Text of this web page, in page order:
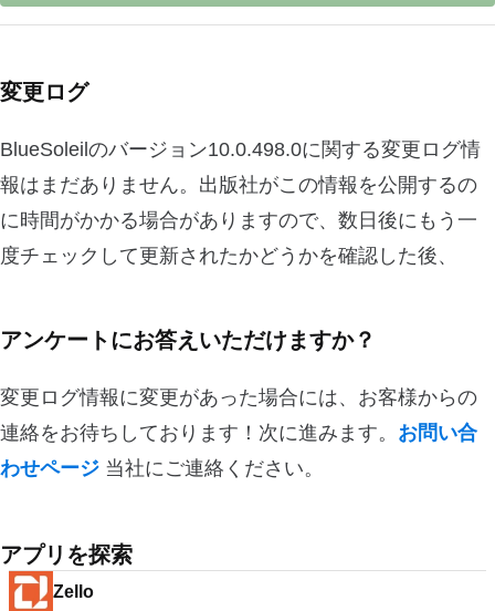
変更ログ
BlueSoleilのバージョン10.0.498.0に関する変更ログ情
報はまだありません。出版社がこの情報を公開するの
に時間がかかる場合がありますので、数日後にもう一
度チェックして更新されたかどうかを確認した後、
アンケートにお答えいただけますか？
変更ログ情報に変更があった場合には、お客様からの
連絡をお待ちしております！次に進みます。 お問い合
わせページ 当社にご連絡ください。
アプリを探索
Zello